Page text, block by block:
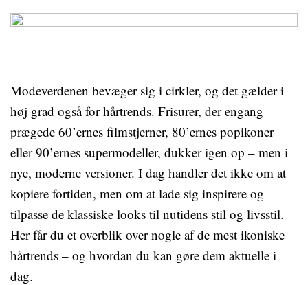
Modeverdenen bevæger sig i cirkler, og det gælder i
høj grad også for hårtrends. Frisurer, der engang
prægede 60’ernes filmstjerner, 80’ernes popikoner
eller 90’ernes supermodeller, dukker igen op – men i
nye, moderne versioner. I dag handler det ikke om at
kopiere fortiden, men om at lade sig inspirere og
tilpasse de klassiske looks til nutidens stil og livsstil.
Her får du et overblik over nogle af de mest ikoniske
hårtrends – og hvordan du kan gøre dem aktuelle i
dag.